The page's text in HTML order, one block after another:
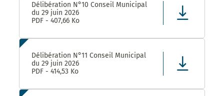
Délibération N°10 Conseil Municipal
du 29 juin 2026
PDF - 407,66 Ko
Délibération N°11 Conseil Municipal
du 29 juin 2026
PDF - 414,53 Ko